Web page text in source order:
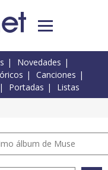
Novedades
Canciones
Portadas Listas
álbum de Muse